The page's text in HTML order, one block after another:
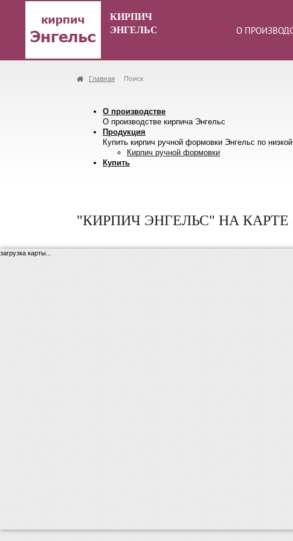
КИРПИЧ
ЭНГЕЛЬС
О
Главная Поиск
О производстве
О производстве кирпича Энгельс
Продукция
Купить кирпич ручной формовки Энгельс по
Кирпич ручной формовки
Купить
"КИРПИЧ ЭНГЕЛЬС" НА КАРТЕ
загрузка карты...